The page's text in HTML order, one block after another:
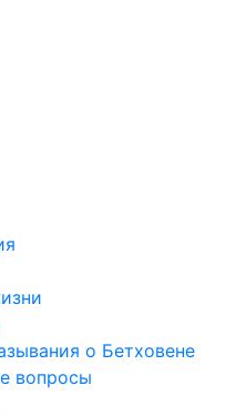
о Бетховене
вопросы